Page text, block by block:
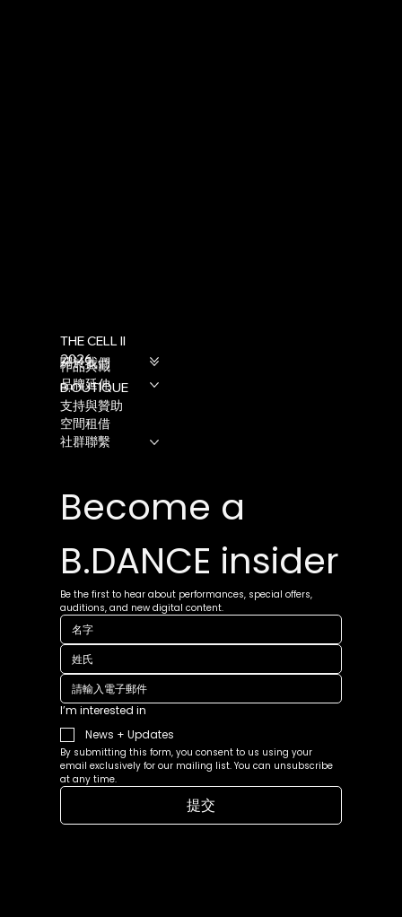
Become a
B.DANCE insider
Be the first to hear about performances, special offers,
auditions, and new digital content.
I’m interested in
News + Updates
By submitting this form, you consent to us using your
email exclusively for our mailing list. You can unsubscribe
at any time.
提交
THE CELL II
2026
關於我們
作品典藏
品牌延伸
B.OUTIQUE
支持與贊助
空間租借
社群聯繫